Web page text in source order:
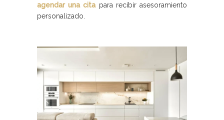
agendar una citapara recibir asesoramiento
personalizado.